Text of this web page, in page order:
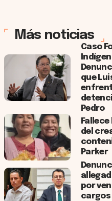
Más noticias
Caso
que
Pedro
del
Parker
por
cargos